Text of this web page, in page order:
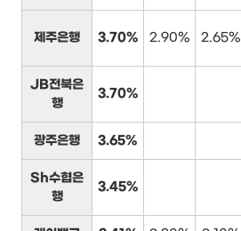
제주은행 3.70% 2.90% 2.65%
JB전북은
행
3.70%
광주은행 3.65%
Sh수협은
행
3.45%